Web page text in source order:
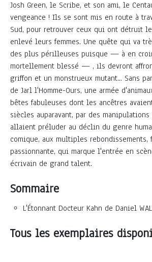
Josh Green, le Scribe, et son ami, le
vengeance ! Ils se sont mis en route à
Sud, pour retrouver ceux qui ont détruit
enlevé leurs femmes. Une quête qui va
des plus périlleuses puisque — à en
mortellement blessé — , ils devront
griffon et un monstrueux mutant... Sans
de Jarl l'Homme-Ours, une armée
bêtes fabuleuses dont les ancêtres
siècles auparavant, par des
allaient préluder au déclin du genre
comique, aux multiples rebondissements,
passionnante, qui marque l'entrée en
écrivain de grand talent.
Sommaire
L'Étonnant Docteur Kahn de Daniel
Tous les exemplaires